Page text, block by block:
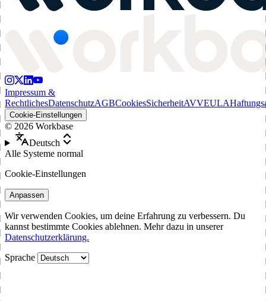
Impressum &
RechtlichesDatenschutzAGBCookiesSicherheitAVVEULA
Cookie-Einstellungen
© 2026 Workbase
Deutsch
Alle Systeme normal
Cookie-Einstellungen
Anpassen
Wir verwenden Cookies, um deine Erfahrung zu verbessern. Du
kannst bestimmte Cookies ablehnen. Mehr dazu in unserer
Datenschutzerklärung.
Sprache